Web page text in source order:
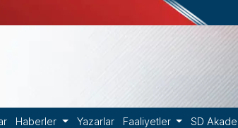
Haberler Yazarlar Faaliyetler SD